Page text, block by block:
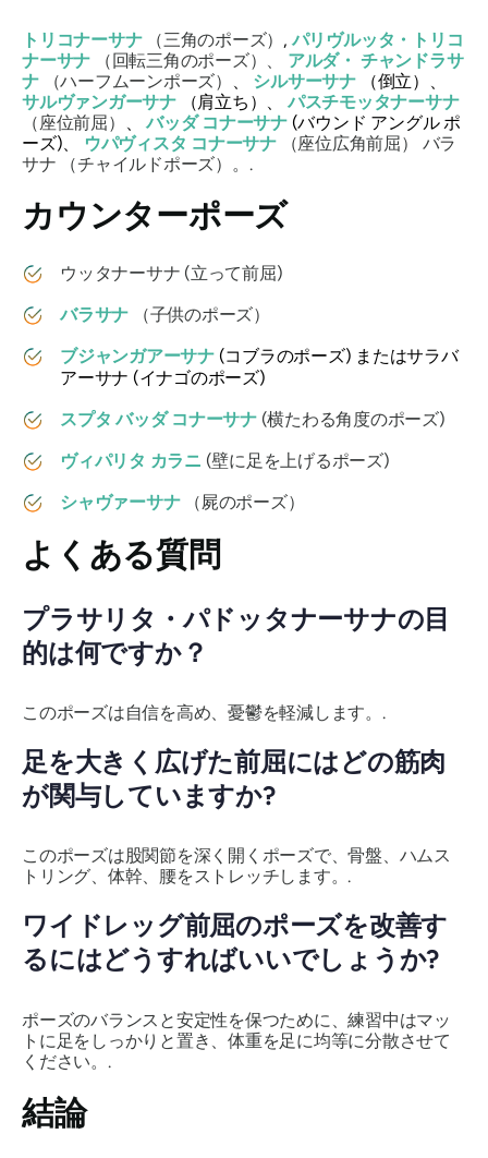
トリコナーサナ（三角のポーズ） , パリヴルッタ・トリコ
ナーサナ （回転三角のポーズ）、 アルダ・ チャンドラサ
ナ（ハーフムーンポーズ） シルサーサナ（倒立）、
サルヴァンガーサナ（肩立ち）、 パスチモッタナーサナ
（座位前屈）
、バッダ コナーサナ(バウンド アングル ポ
ーズ)、
ウパヴィスタ コナーサナ（座位広角前屈） バラ
サナ （チャイルドポーズ）。.
カウンターポーズ
ウッタナーサナ (立って前屈)
バラサナ （子供のポーズ）
ブジャンガアーサナ(コブラのポーズ) またはサラバ
アーサナ (イナゴのポーズ)
スプタ バッダ コナーサナ(横たわる角度のポーズ)
ヴィパリタ カラニ (壁に足を上げるポーズ)
シャヴァーサナ（屍のポーズ）
よくある質問
プラサリタ・パドッタナーサナの目
的は何ですか？
このポーズは自信を高め、憂鬱を軽減します。.
足を大きく広げた前屈にはどの筋肉
が関与していますか?
このポーズは股関節を深く開くポーズで、骨盤、ハムス
トリング、体幹、腰をストレッチします。.
ワイドレッグ前屈のポーズを改善す
るにはどうすればいいでしょうか?
ポーズのバランスと安定性を保つために、練習中はマッ
トに足をしっかりと置き、体重を足に均等に分散させて
ください。.
結論